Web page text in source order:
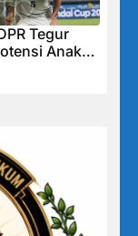
Tegur
Anak